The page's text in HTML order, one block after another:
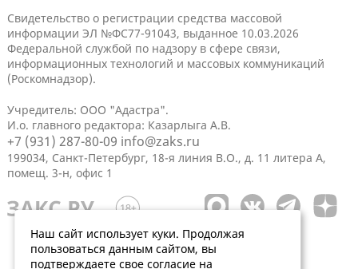
Свидетельство о регистрации средства массовой
информации ЭЛ №ФС77-91043, выданное 10.03.2026
Федеральной службой по надзору в сфере связи,
информационных технологий и массовых коммуникаций
(Роскомнадзор).
Учредитель: ООО "Адастра".
И.о. главного редактора: Казарлыга А.В.
+7 (931) 287-80-09 info@zaks.ru
199034, Санкт-Петербург, 18-я линия В.О., д. 11 литера А,
помещ. 3-н, офис 1
Наш сайт использует куки. Продолжая
пользоваться данным сайтом, вы
подтверждаете свое согласие на